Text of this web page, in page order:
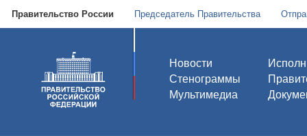
Правительство России Председатель Правительства
Новости
Стенограммы
Мультимедиа